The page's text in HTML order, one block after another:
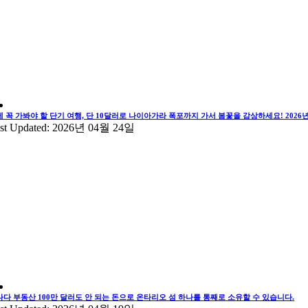
꼭 가봐야 할 단기 여행, 단 10달러로 나이아가라 폭포까지 가서 봄꽃을 감상하세요! 2026
Updated: 2026년 04월 24일
다 부동산 100만 달러도 안 되는 돈으로 온타리오 섬 하나를 통째로 소유할 수 있습니다.